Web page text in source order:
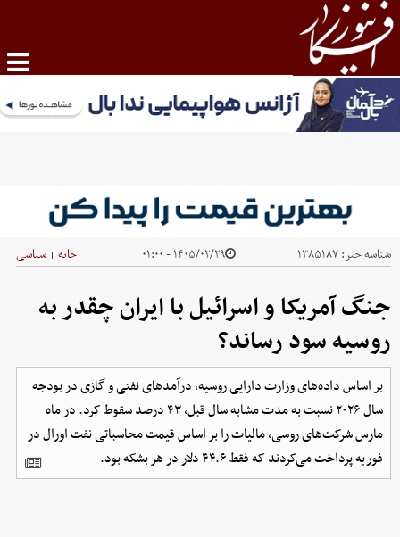
شناسه خبر:۱۳۸۵۱۸۷ ۱۴۰۵/۰۲/۲۹ - ۰۱:۰۰ خانه | سیاسی
جنگ آمریکا و اسرائیل با ایران چقدر به
روسیه سود رساند؟
بر اساس داده‌های وزارت دارایی روسیه، درآمدهای نفتی و گازی در بودجه
سال ۲۰۲۶ نسبت به مدت مشابه سال قبل، ۴۳ درصد سقوط کرد. در ماه
مارس شرکت‌های روسی، مالیات را بر اساس قیمت محاسباتی نفت اورال در
فوریه پرداخت می‌کردند که فقط ۴۴.۶ دلار در هر بشکه بود.